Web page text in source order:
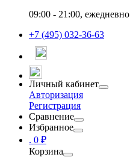
09:00 - 21:00, ежедневно
+7 (495) 032-36-63
Личный кабинет
Авторизация
Регистрация
Сравнение
Избранное
. 0 ₽
Корзина